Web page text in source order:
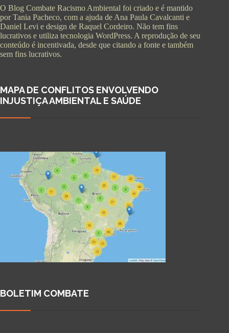
O Blog Combate Racismo Ambiental foi criado e é mantido
por Tania Pacheco, com a ajuda de Ana Paula Cavalcanti e
Daniel Levi e design de Raquel Cordeiro. Não tem fins
lucrativos e utiliza tecnologia WordPress. A reprodução de seu
conteúdo é incentivada, desde que citando a fonte e também
sem fins lucrativos.
MAPA DE CONFLITOS ENVOLVENDO
INJUSTIÇA AMBIENTAL E SAÚDE
BOLETIM COMBATE